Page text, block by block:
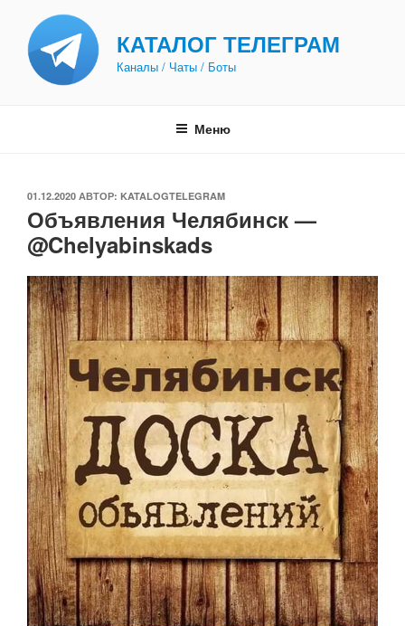
содержимому
КАТАЛОГ ТЕЛЕГРАМ
Каналы / Чаты / Боты
Меню
ОПУБЛИКОВАНО
01.12.2020 АВТОР: KATALOGTELEGRAM
Объявления Челябинск —
@Chelyabinskads